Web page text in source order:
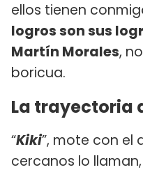
ellos tienen
logros son sus
Martín Morales,
boricua.
La trayectoria
“Kiki”, mote con el
cercanos lo